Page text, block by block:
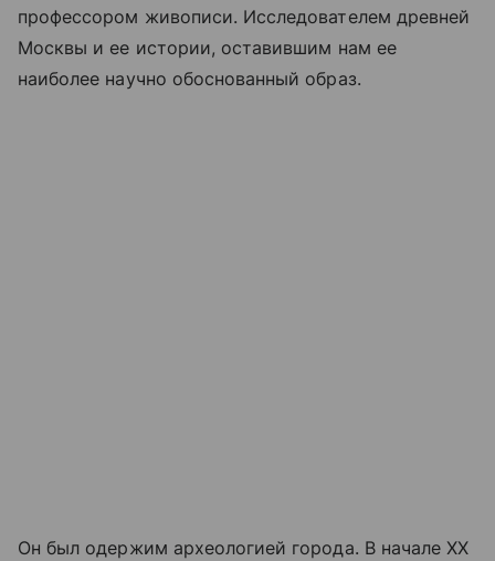
профессором живописи. Исследователем древней
Москвы и ее истории, оставившим нам ее
наиболее научно обоснованный образ.
Он был одержим археологией города. В начале XX